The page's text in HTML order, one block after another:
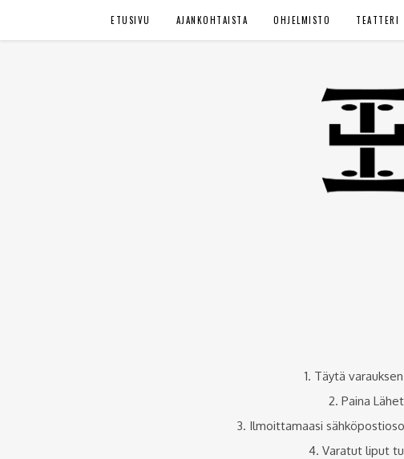
ETUSIVU AJANKOHTAISTA OHJELMISTO TEATTERI
1. Täytä
2. Paina
3. Ilmoittamaasi
4. Varatut liput